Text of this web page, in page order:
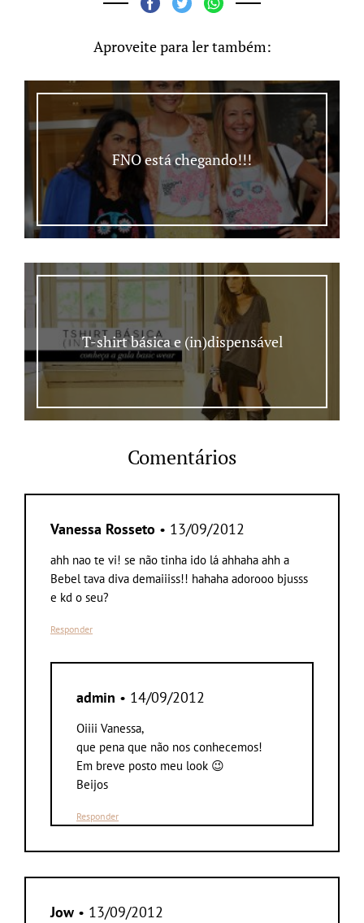
Aproveite para ler também:
FNO está chegando!!!
T-shirt básica e (in)dispensável
Comentários
Vanessa Rosseto • 13/09/2012
ahh nao te vi! se não tinha ido lá ahhaha ahh a
Bebel tava diva demaiiiss!! hahaha adorooo bjusss
e kd o seu?
Responder
admin • 14/09/2012
Oiiii Vanessa,
que pena que não nos conhecemos!
Em breve posto meu look 😉
Beijos
Responder
Jow • 13/09/2012